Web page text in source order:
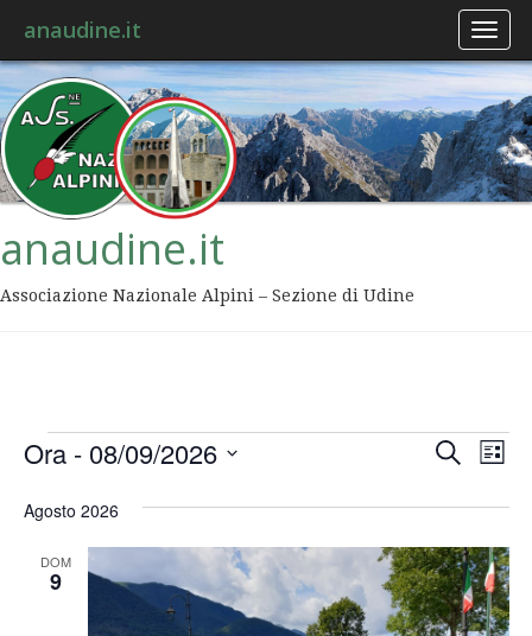
anaudine.it
anaudine.it
Associazione Nazionale Alpini – Sezione di Udine
viste
Cerca
Lista
Ora - 08/09/2026
la
Agosto 2026
DOM
9